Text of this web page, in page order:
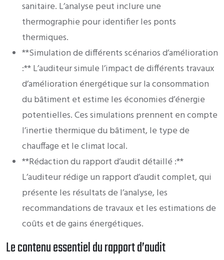
sanitaire. L’analyse peut inclure une
thermographie pour identifier les ponts
thermiques.
**Simulation de différents scénarios d’amélioration
:** L’auditeur simule l’impact de différents travaux
d’amélioration énergétique sur la consommation
du bâtiment et estime les économies d’énergie
potentielles. Ces simulations prennent en compte
l’inertie thermique du bâtiment, le type de
chauffage et le climat local.
**Rédaction du rapport d’audit détaillé :**
L’auditeur rédige un rapport d’audit complet, qui
présente les résultats de l’analyse, les
recommandations de travaux et les estimations de
coûts et de gains énergétiques.
Le contenu essentiel du rapport d’audit